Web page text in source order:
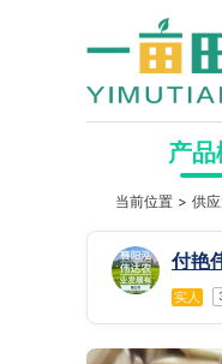
产品
当前位置 > 供
付艳
实人